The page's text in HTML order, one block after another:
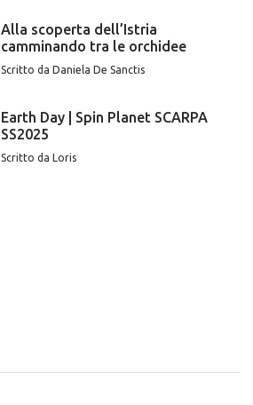
Alla scoperta dell’Istria
camminando tra le orchidee
Scritto da Daniela De Sanctis
Earth Day | Spin Planet SCARPA
SS2025
Scritto da Loris